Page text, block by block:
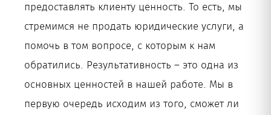
предоставлять клиенту ценность. То есть, мы
стремимся не продать юридические услуги, а
помочь в том вопросе, с которым к нам
обратились. Результативность – это одна из
основных ценностей в нашей работе. Мы в
первую очередь исходим из того, сможет ли